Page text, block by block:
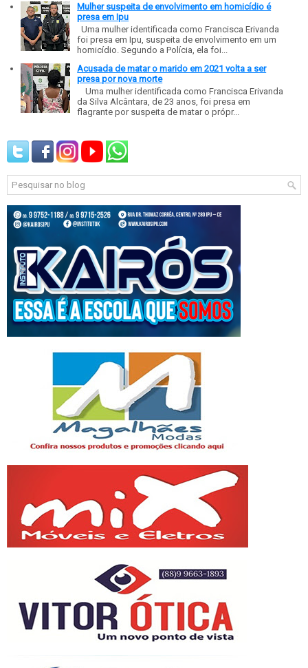
Mulher suspeita de envolvimento em homicídio é
presa em Ipu
Uma mulher identificada como Francisca Erivanda
foi presa em Ipu, suspeita de envolvimento em um
homicídio. Segundo a Polícia, ela foi...
Acusada de matar o marido em 2021 volta a ser
presa por nova morte
Uma mulher identificada como Francisca Erivanda
da Silva Alcântara, de 23 anos, foi presa em
flagrante por suspeita de matar o própr...